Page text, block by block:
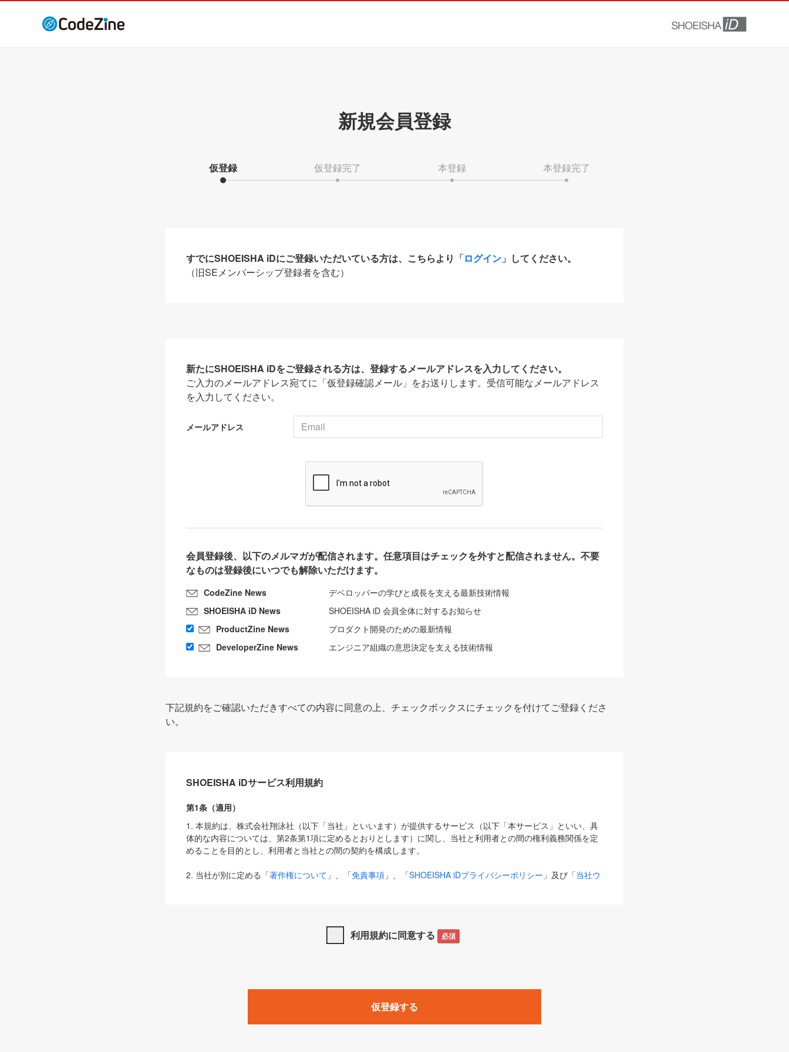
新規会員登録
仮登録 仮登録完了 本登録 本登録完了
すでにSHOEISHA iDにご登録いただいている方は、こちらより 「ログイン」 してください。
（旧SEメンバーシップ登録者を含む）
新たにSHOEISHA iDをご登録される方は、登録するメールアドレスを入力してください。
ご入力のメールアドレス宛てに「仮登録確認メール」をお送りします。受信可能なメールアドレス
を入力してください。
メールアドレス
会員登録後、以下のメルマガが配信されます。任意項目はチェックを外すと配信されません。不要
なものは登録後にいつでも解除いただけます。
CodeZine News
デベロッパーの学びと成長を支える最新技術情報
SHOEISHA iD News
SHOEISHA iD 会員全体に対するお知らせ
ProductZine News
プロダクト開発のための最新情報
DeveloperZine News
エンジニア組織の意思決定を支える技術情報
下記規約をご確認いただきすべての内容に同意の上、チェックボックスにチェックを付けてご登録くださ
い。
SHOEISHA iDサービス利用規約
第1条（適用）
1. 本規約は、株式会社翔泳社（以下「当社」といいます）が提供するサービス（以下「本サービス」といい、具
体的な内容については、第2条第1項に定めるとおりとします）に関し、当社と利用者との間の権利義務関係を定
めることを目的とし、利用者と当社との間の契約を構成します。
2. 当社が別に定める「著作権について 」、「免責事項 」、「SHOEISHA iDプライバシーポリシー 」及び「当社ウ
は、本規約の規定が優先して適用されるものとします。
1. 「本サービス」とは、当社が提供する以下のサービス（名称や内容が変更された場合、変更後のサービスを含
みます）及びこれらサービスに関連して当社が実施するイベントやキャンペーンをいいます。
「SEBook」「SEShop」「CodeZine」「MarkeZine」「EnterpriseZine」「ECzine」「Biz/Zine」「HRzine」
利用規約に同意する 必須
仮登録する